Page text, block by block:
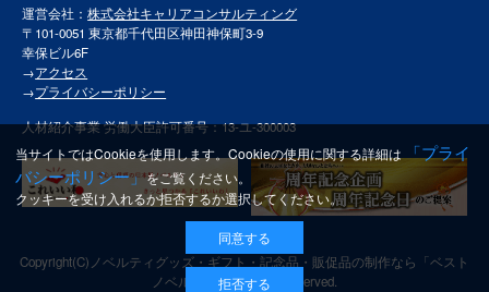
運営会社：株式会社キャリアコンサルティング
〒101-0051 東京都千代田区神田神保町3-9
幸保ビル6F
→アクセス
→プライバシーポリシー
人材紹介事業 労働大臣許可番号：13-ユ-300003
Copyright(C) ノベルティグッズ・ギフト・記念品・販促品の制作なら「ベスト
ノベルティ」All rights reserved.
当サイトではCookieを使用します。Cookieの使用に関する詳細は
「プライ
バシーポリシー」をご覧ください。
クッキーを受け入れるか拒否するか選択してください。
同意する
拒否する